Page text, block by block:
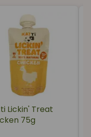
★★
göra
Lickin' Treat
75g